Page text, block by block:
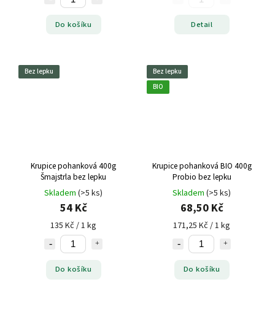
Do košíku Detail
Bez lepku
Krupice pohanková 400g
Šmajstrla bez lepku
Skladem (>5 ks)
54 Kč
135 Kč / 1 kg
Do košíku
Bez lepku
BIO
Krupice pohanková BIO 400g
Probio bez lepku
Skladem (>5 ks)
68,50 Kč
171,25 Kč / 1 kg
Do košíku